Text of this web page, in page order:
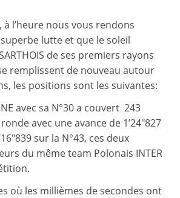
à l’heure nous vous rendons
lutte et que le soleil
de ses premiers rayons
remplissent de nouveau autour
les positions sont les suivantes:
avec sa N°30 a couvert 243
avec une avance de 1’24″827
sur la N°43, ces deux
du même team Polonais INTER
où les millièmes de secondes ont